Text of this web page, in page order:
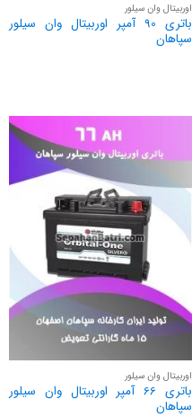
اوربیتال وان سیلور
باتری 90 آمپر اوربیتال وان سیلور
سپاهان
اوربیتال وان سیلور
باتری 66 آمپر اوربیتال وان سیلور
سپاهان